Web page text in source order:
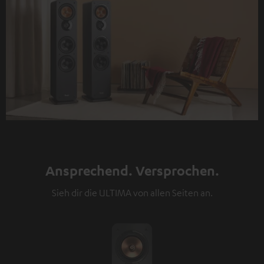
Ansprechend. Versprochen.
Sieh dir die ULTIMA von allen Seiten an.